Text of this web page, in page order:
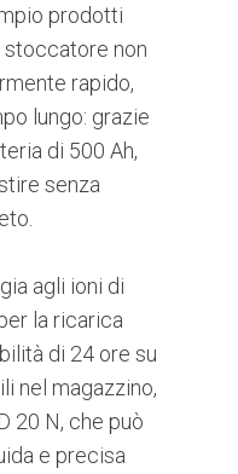
prodotti
stoccatore non
rapido,
lungo: grazie
di 500 Ah,
senza
agli ioni di
la ricarica
di 24 ore su
nel magazzino,
20 N, che può
e precisa